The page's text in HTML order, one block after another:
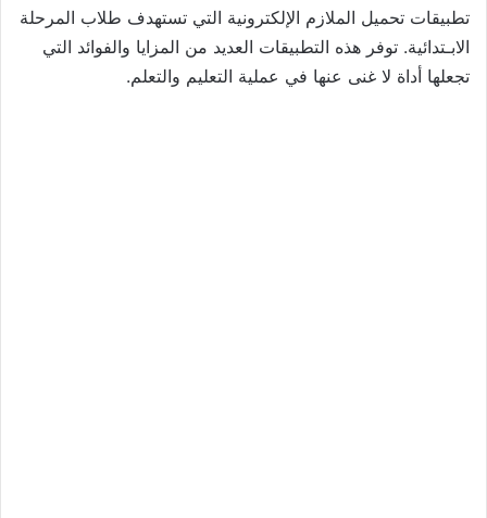
تطبيقات تحميل الملازم الإلكترونية التي تستهدف طلاب المرحلة
الابـتدائية. توفر هذه التطبيقات العديد من المزايا والفوائد التي
تجعلها أداة لا غنى عنها في عملية التعليم والتعلم.